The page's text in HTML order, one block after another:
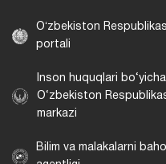
Oʻzbekiston
portali
Inson huquqlari bo‘yicha
O‘zbekiston
markazi
Bilim va malakalarni